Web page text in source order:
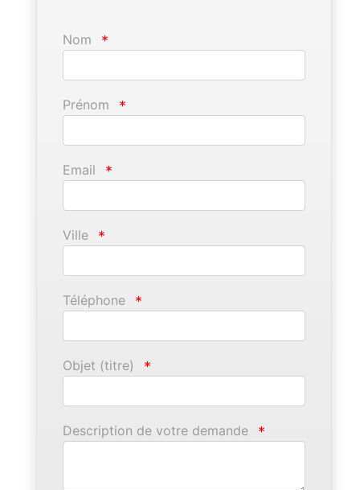
Nom *
Prénom *
Email *
Ville *
Téléphone *
Objet (titre) *
Description de votre demande *